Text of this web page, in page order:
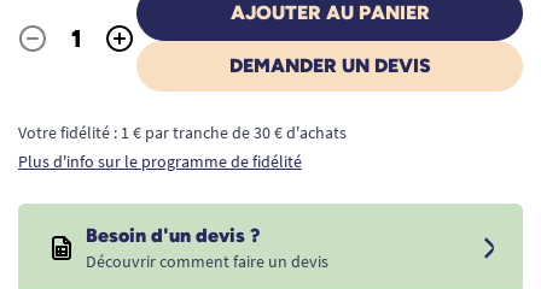
Quantité
- +
AJOUTER AU PANIER
DEMANDER UN DEVIS
Votre fidélité : 1 € par tranche de 30 € d'achats
Plus d'info sur le programme de fidélité
Besoin d'un devis ?
Découvrir comment faire un devis